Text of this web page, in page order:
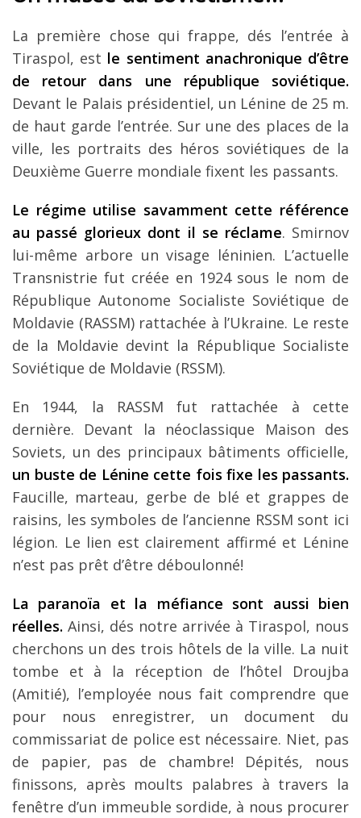
La première chose qui frappe, dés l’entrée à
Tiraspol, est le sentiment anachronique d’être
de retour dans une république soviétique.
Devant le Palais présidentiel, un Lénine de 25 m.
de haut garde l’entrée. Sur une des places de la
ville, les portraits des héros soviétiques de la
Deuxième Guerre mondiale fixent les passants.
Le régime utilise savamment cette référence
au passé glorieux dont il se réclame. Smirnov
lui-même arbore un visage léninien. L’actuelle
Transnistrie fut créée en 1924 sous le nom de
République Autonome Socialiste Soviétique de
Moldavie (RASSM) rattachée à l’Ukraine. Le reste
de la Moldavie devint la République Socialiste
Soviétique de Moldavie (RSSM).
En 1944, la RASSM fut rattachée à cette
dernière. Devant la néoclassique Maison des
Soviets, un des principaux bâtiments officielle,
un buste de Lénine cette fois fixe les passants.
Faucille, marteau, gerbe de blé et grappes de
raisins, les symboles de l’ancienne RSSM sont ici
légion. Le lien est clairement affirmé et Lénine
n’est pas prêt d’être déboulonné!
La paranoïa et la méfiance sont aussi bien
réelles. Ainsi, dés notre arrivée à Tiraspol, nous
cherchons un des trois hôtels de la ville. La nuit
tombe et à la réception de l’hôtel Droujba
(Amitié), l’employée nous fait comprendre que
pour nous enregistrer, un document du
commissariat de police est nécessaire. Niet, pas
de papier, pas de chambre! Dépités, nous
finissons, après moults palabres à travers la
fenêtre d’un immeuble sordide, à nous procurer